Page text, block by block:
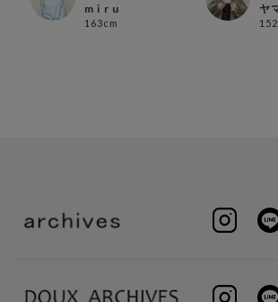
m i r u
163cm
ヤ